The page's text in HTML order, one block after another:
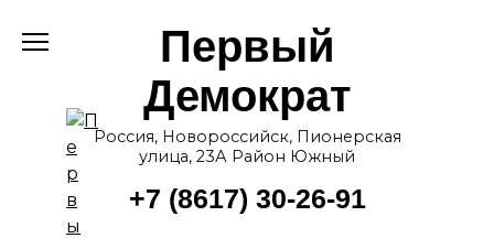
Первый
Демократ
Россия, Новороссийск, Пионерская
улица, 23А Район Южный
+7 (8617) 30-26-91